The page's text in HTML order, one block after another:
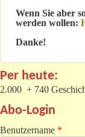
Wenn Sie aber
werden wollen:
Danke!
Per heute:
2.000 + 740
Abo-Login
Benutzername *